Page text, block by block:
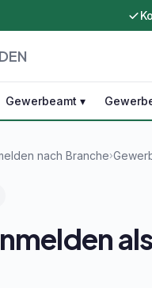
Gewerbeamt ▾
nach Branche›